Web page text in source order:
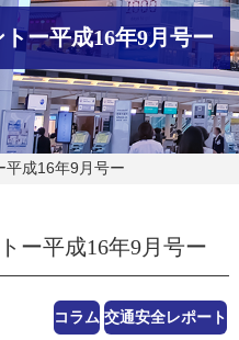
ー平成16年9月号ー
成16年9月号ー
ー平成16年9月号ー
コラム 交通安全レポート